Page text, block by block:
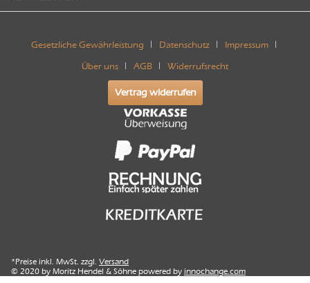
Gesetzliche Gewährleistung Datenschutz Impressum
Über uns AGB Widerrufsrecht
Vertrag widerrufen
*Preise inkl. MwSt. zzgl. Versand
© 2020 by Moritz Hendel & Söhne powered by innochange.com